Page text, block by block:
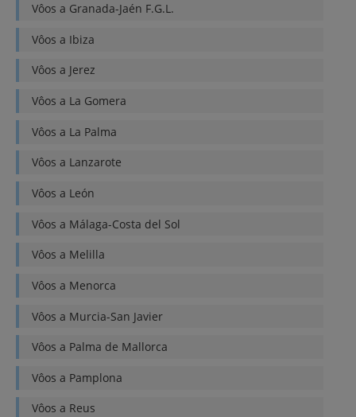
Vôos a Granada-Jaén F.G.L.
Vôos a Ibiza
Vôos a Jerez
Vôos a La Gomera
Vôos a La Palma
Vôos a Lanzarote
Vôos a León
Vôos a Málaga-Costa del Sol
Vôos a Melilla
Vôos a Menorca
Vôos a Murcia-San Javier
Vôos a Palma de Mallorca
Vôos a Pamplona
Vôos a Reus